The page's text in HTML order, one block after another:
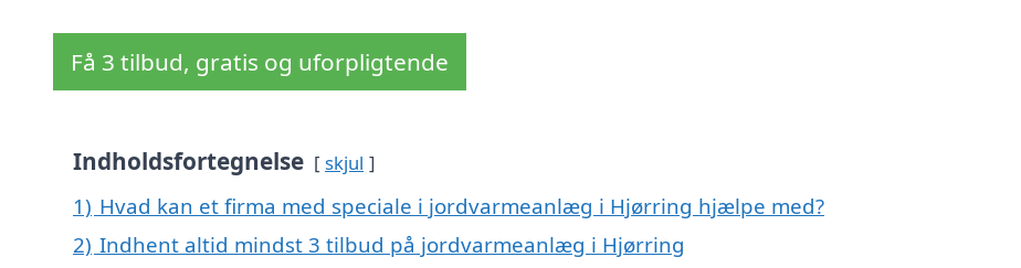
Få 3 tilbud, gratis og uforpligtende
Indholdsfortegnelse skjul
1) Hvad kan et firma med speciale i jordvarmeanlæg i Hjørring hjælpe med?
2) Indhent altid mindst 3 tilbud på jordvarmeanlæg i Hjørring